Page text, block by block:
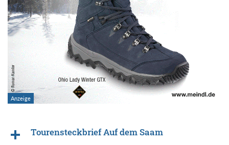
Tourensteckbrief Auf dem Saam